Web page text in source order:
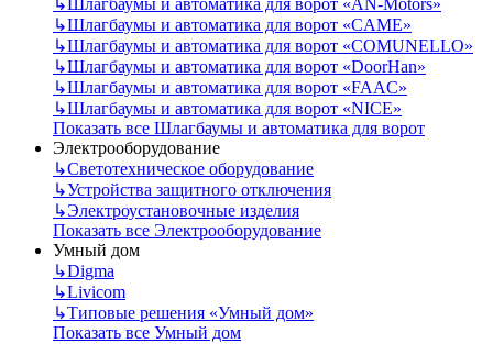
↳Шлагбаумы и автоматика для ворот «AN-Motors»
↳Шлагбаумы и автоматика для ворот «CAME»
↳Шлагбаумы и автоматика для ворот «COMUNELLO»
↳Шлагбаумы и автоматика для ворот «DoorHan»
↳Шлагбаумы и автоматика для ворот «FAAC»
↳Шлагбаумы и автоматика для ворот «NICE»
Показать все Шлагбаумы и автоматика для ворот
Электрооборудование
↳Светотехническое оборудование
↳Устройства защитного отключения
↳Электроустановочные изделия
Показать все Электрооборудование
Умный дом
↳Digma
↳Livicom
↳Типовые решения «Умный дом»
Показать все Умный дом